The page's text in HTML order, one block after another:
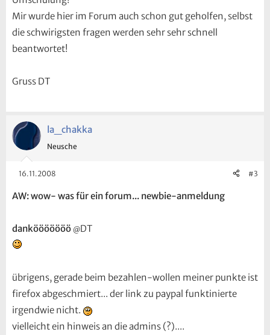
Mir wurde hier im Forum auch schon gut geholfen, selbst
die schwirigsten fragen werden sehr sehr schnell
beantwortet!
Gruss DT
la_chakka
Neusche
16.11.2008 #3
AW: wow- was für ein forum... newbie-anmeldung
dankööööööö @DT
übrigens, gerade beim bezahlen-wollen meiner punkte ist
firefox abgeschmiert... der link zu paypal funktinierte
irgendwie nicht.
vielleicht ein hinweis an die admins (?)....